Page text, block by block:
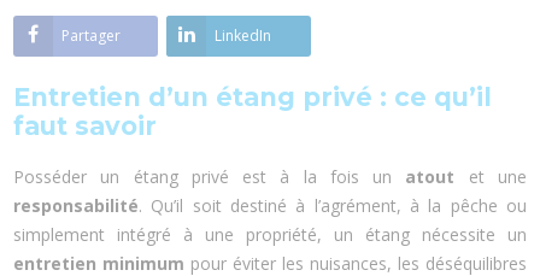
Partager LinkedIn
Entretien d’un étang privé : ce qu’il
faut savoir
Posséder un étang privé est à la fois un atout et une
responsabilité. Qu’il soit destiné à l’agrément, à la pêche ou
simplement intégré à une propriété, un étang nécessite un
entretien minimum pour éviter les nuisances, les déséquilibres